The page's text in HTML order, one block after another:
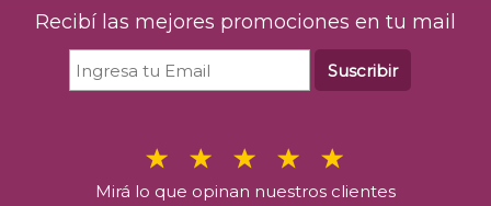
Recibí las mejores promociones en tu mail
Suscribir
Mirá lo que opinan nuestros clientes